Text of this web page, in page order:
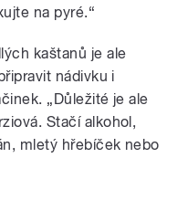
na pyré.“
kaštanů je ale
nádivku i
„Důležité je ale
Stačí alkohol,
mletý hřebíček nebo